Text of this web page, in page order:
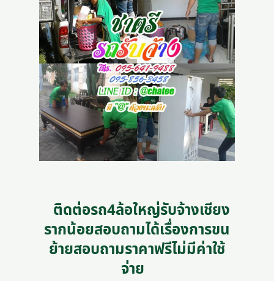
ติดต่อรถ4ล้อใหญ่รับจ้างเชียง
รากน้อยสอบถามได้เรื่องการขน
ย้ายสอบถามราคาฟรีไม่มีค่าใช้
จ่าย